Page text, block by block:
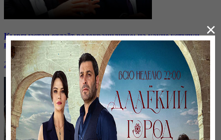
Кыргызстан отдаёт водохранилище: на какие уступки
пошли соседи?
24 ноября, 20:44
×